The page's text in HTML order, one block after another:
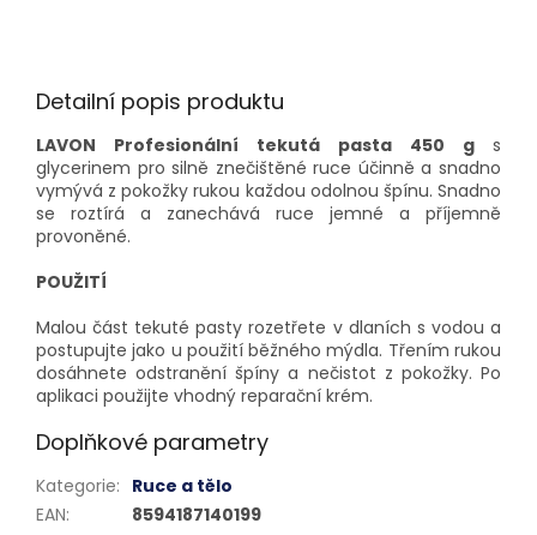
Detailní popis produktu
LAVON Profesionální tekutá pasta 450 g s
glycerinem pro silně znečištěné ruce účinně a snadno
vymývá z pokožky rukou každou odolnou špínu. Snadno
se roztírá a zanechává ruce jemné a příjemně
provoněné.
POUŽITÍ
Malou část tekuté pasty rozetřete v dlaních s vodou a
postupujte jako u použití běžného mýdla. Třením rukou
dosáhnete odstranění špíny a nečistot z pokožky. Po
aplikaci použijte vhodný reparační krém.
Doplňkové parametry
Kategorie: Ruce a tělo
EAN:
8594187140199